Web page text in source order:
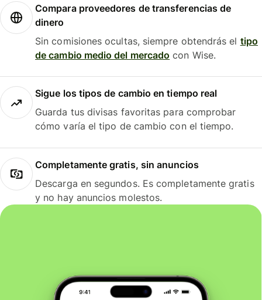
Compara proveedores de transferencias de
dinero
Sin comisiones ocultas, siempre obtendrás el tipo
de cambio medio del mercado con Wise.
Sigue los tipos de cambio en tiempo real
Guarda tus divisas favoritas para comprobar
cómo varía el tipo de cambio con el tiempo.
Completamente gratis, sin anuncios
Descarga en segundos. Es completamente gratis
y no hay anuncios molestos.